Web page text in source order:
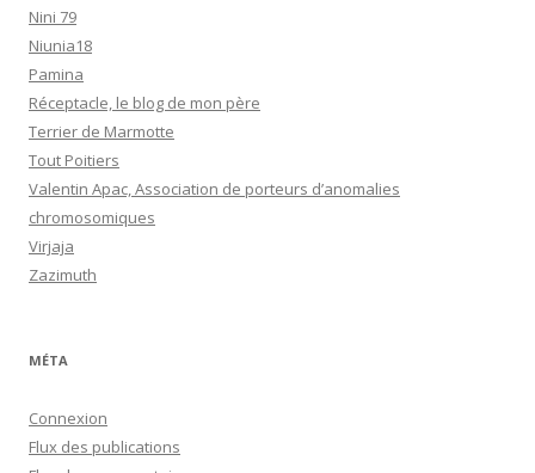
Nini 79
Niunia18
Pamina
Réceptacle, le blog de mon père
Terrier de Marmotte
Tout Poitiers
Valentin Apac, Association de porteurs d’anomalies
chromosomiques
Virjaja
Zazimuth
MÉTA
Connexion
Flux des publications